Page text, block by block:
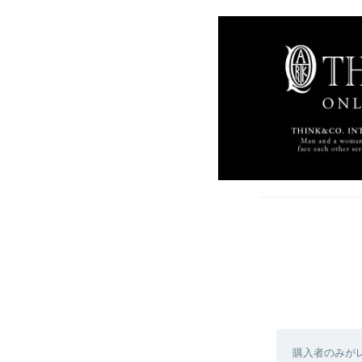
購入者のみが